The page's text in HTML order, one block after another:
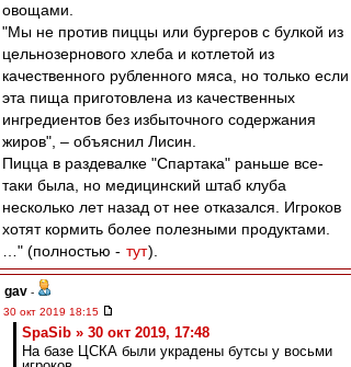
овощами.
"Мы не против пиццы или бургеров с булкой из
цельнозернового хлеба и котлетой из
качественного рубленного мяса, но только если
эта пища приготовлена из качественных
ингредиентов без избыточного содержания
жиров", – объяснил Лисин.
Пицца в раздевалке "Спартака" раньше все-
таки была, но медицинский штаб клуба
несколько лет назад от нее отказался. Игроков
хотят кормить более полезными продуктами.
…" (полностью - тут).
gav -
30 окт 2019 18:15
SpaSib » 30 окт 2019, 17:48
На базе ЦСКА были украдены бутсы у восьми